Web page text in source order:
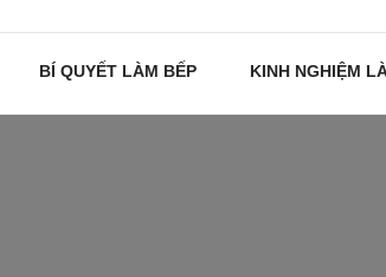
BÍ QUYẾT LÀM BẾP KINH NGHIỆM